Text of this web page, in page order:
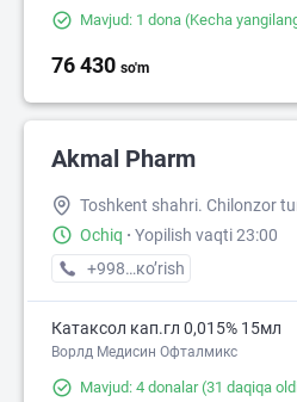
Mavjud: 1 dona (Kecha
76 430 so'm
Akmal Pharm
Toshkent shahri. Chilonzor
Ochiq · Yopilish vaqti 23:00
+998 (99) XXX-XX-XX
кo’rish
Катаксол кап.гл 0,015% 15мл
Ворлд Медисин Офталмикс
Mavjud: 4 donalar(31 daqiqa